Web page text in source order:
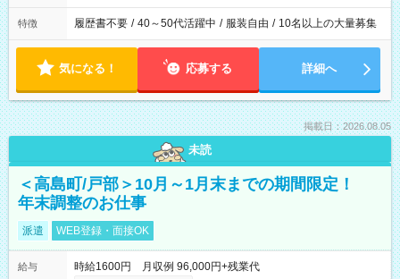
特徴 履歴書不要 / 40～50代活躍中 / 服装自由 / 10名以上の大量募集
気になる！ 応募する 詳細へ
掲載日：2026.08.05
未読
＜高島町/戸部＞10月～1月末までの期間限定！
年末調整のお仕事
派遣 WEB登録・面接OK
給与
時給1600円 月収例 96,000円+残業代